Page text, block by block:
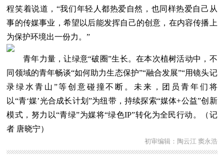
程笑着说道，“我们年轻人都热爱自然，也同样热爱自己从
事的传媒事业，希望以后能发挥自己的创意，在内容传播上
为保护环境出一份力。”
青年力量，让绿意“破圈”生长。在本次植树活动中，不
同领域的青年畅谈“如何助力生态保护”“融合发展”“用镜头记
录绿水青山”等创意碰撞不断。未来，团员青年们将
以“青‘媒’光合成长计划”为纽带，持续探索“媒体+公益”创新
模式，努力以“青绿”为媒将“绿色IP”转化为全民行动。（记
者 唐晓宁）
初审编辑：陶云江 窦永浩